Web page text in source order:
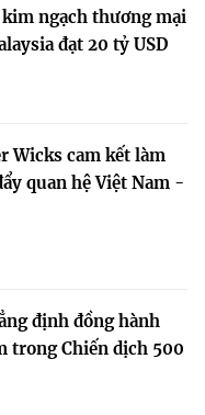
kim ngạch thương mại
đạt 20 tỷ USD
Wicks cam kết làm
quan hệ Việt Nam -
định đồng hành
trong Chiến dịch 500